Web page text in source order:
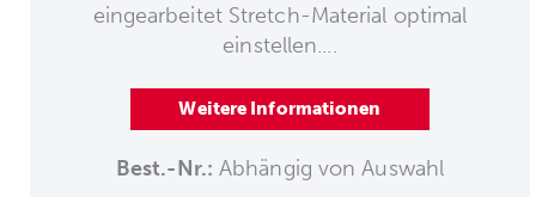
eingearbeitet Stretch-Material optimal
einstellen....
Weitere Informationen
Best.-Nr.: Abhängig von Auswahl